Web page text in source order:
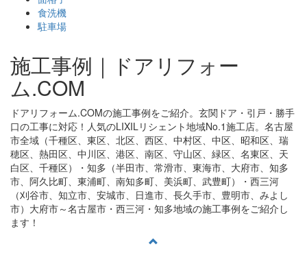
食洗機
駐車場
施工事例｜ドアリフォー
ム.COM
ドアリフォーム.COMの施工事例をご紹介。玄関ドア・引戸・勝手
口の工事に対応！人気のLIXILリシェント地域No.1施工店。名古屋
市全域（千種区、東区、北区、西区、中村区、中区、昭和区、瑞
穂区、熱田区、中川区、港区、南区、守山区、緑区、名東区、天
白区、千種区）・知多（半田市、常滑市、東海市、大府市、知多
市、阿久比町、東浦町、南知多町、美浜町、武豊町）・西三河
（刈谷市、知立市、安城市、日進市、長久手市、豊明市、みよし
市）大府市～名古屋市・西三河・知多地域の施工事例をご紹介し
ます！